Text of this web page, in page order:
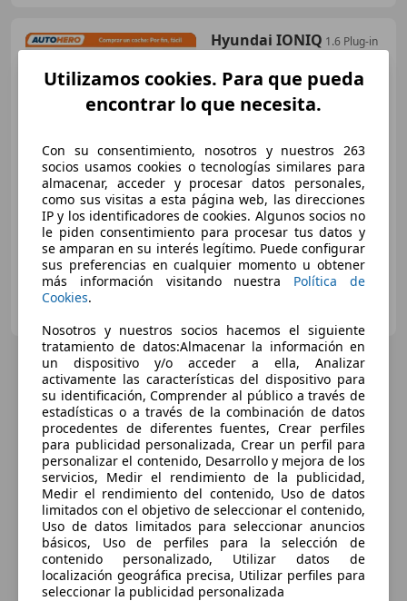
Hyundai IONIQ 1.6 Plug-in
Preciojusto
11/2018 153.619 km
Electro/Gasolina
104 kW (141 CV)
AUTOHERO CENTER MADRID
Utilizamos cookies. Para que pueda
encontrar lo que necesita.
Con su consentimiento, nosotros y nuestros 263
socios usamos cookies o tecnologías similares para
almacenar, acceder y procesar datos personales,
como sus visitas a esta página web, las direcciones
IP y los identificadores de cookies. Algunos socios no
le piden consentimiento para procesar tus datos y
se amparan en su interés legítimo. Puede configurar
sus preferencias en cualquier momento u obtener
más información visitando nuestra Política de
Cookies.
Nosotros y nuestros socios hacemos el siguiente
tratamiento de datos:Almacenar la información en
un dispositivo y/o acceder a ella, Analizar
activamente las características del dispositivo para
su identificación, Comprender al público a través de
estadísticas o a través de la combinación de datos
procedentes de diferentes fuentes, Crear perfiles
para publicidad personalizada, Crear un perfil para
personalizar el contenido, Desarrollo y mejora de los
servicios, Medir el rendimiento de la publicidad,
Medir el rendimiento del contenido, Uso de datos
limitados con el objetivo de seleccionar el contenido,
Uso de datos limitados para seleccionar anuncios
básicos, Uso de perfiles para la selección de
contenido personalizado, Utilizar datos de
localización geográfica precisa, Utilizar perfiles para
seleccionar la publicidad personalizada